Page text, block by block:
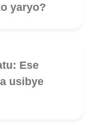
yaryo?
Ese
usibye